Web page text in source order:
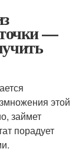
—
этой
займет
порадует